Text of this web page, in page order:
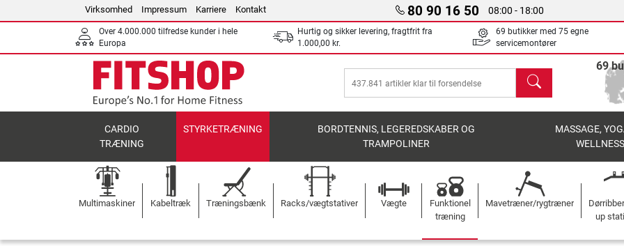
Virksomhed Impressum Karriere Kontakt 80 90 16 50 08:00 - 18:00
Over 4.000.000 tilfredse kunder i hele
Europa
Hurtig og sikker levering, fragtfrit fra
1.000,00 kr.
69 butikker med 75 egne
servicemontører
søg
69
CARDIO
TRÆNING
STYRKETRÆNING
BORDTENNIS, LEGEREDSKABER OG
TRAMPOLINER
MASSAGE,
WELLNESS
Multimaskiner Kabeltræk Træningsbænk Racks/vægtstativer Vægte
Funktionel
træning
Mavetræner/rygtræner
up